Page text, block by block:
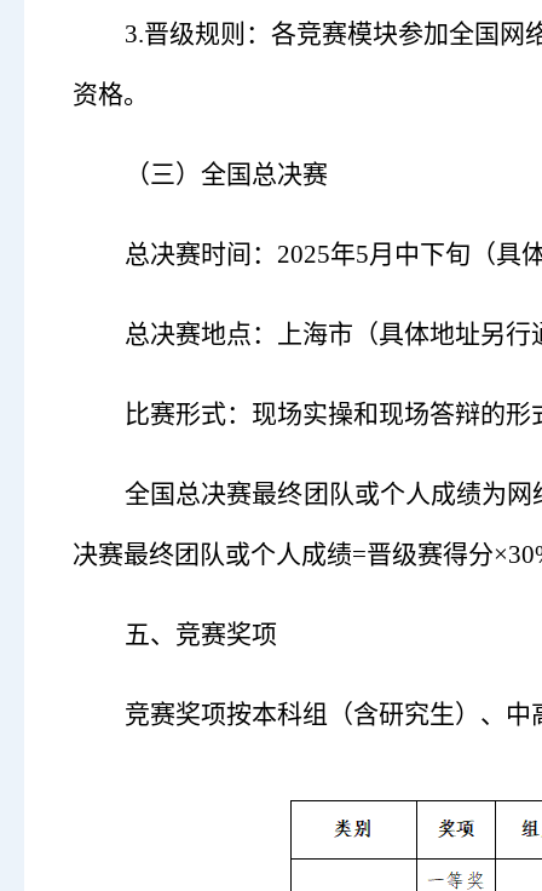
3.晋级规则：各竞赛模块参加全国网
资格。
（三） 全国总决赛
总决赛时间： 2025年5月中下旬（具
总决赛地点：上海市（具体地址另行
比赛形式：现场实操和现场答辩的
全国总决赛最终团队或个人成绩为
决赛最终团队或个人成绩=晋级赛得分
五、竞赛奖项
竞赛奖项按本科组（含研究生）、